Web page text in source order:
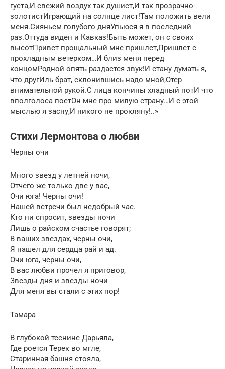
густа,И свежий воздух так душист,И так прозрачно-
золотистИграющий на солнце лист!Там положить вели
меня.Сияньем голубого дняУпьюся я в последний
раз.Оттуда виден и Кавказ!Быть может, он с своих
высотПривет прощальный мне пришлет,Пришлет с
прохладным ветерком…И близ меня перед
концомРодной опять раздастся звук!И стану думать я,
что другИль брат, склонившись надо мной,Отер
внимательной рукой.С лица кончины хладный потИ что
вполголоса поетОн мне про милую страну…И с этой
мыслью я засну,И никого не прокляну!..»
Стихи Лермонтова о любви
Черны очи
Много звезд у летней ночи,
Отчего же только две у вас,
Очи юга! Черны очи!
Нашей встречи был недобрый час.
Кто ни спросит, звезды ночи
Лишь о райском счастье говорят;
В ваших звездах, черны очи,
Я нашел для сердца рай и ад.
Очи юга, черны очи,
В вас любви прочел я приговор,
Звезды дня и звезды ночи
Для меня вы стали с этих пор!
Тамара
В глубокой теснине Дарьяла,
Где роется Терек во мгле,
Старинная башня стояла,